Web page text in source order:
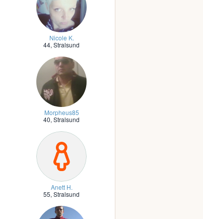
Nicole K.
44,Stralsund
Morpheus85
40,Stralsund
Anett H.
55,Stralsund